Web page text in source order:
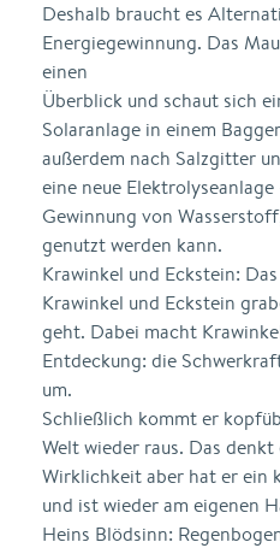
Deshalb braucht es
Energiegewinnung. Das
einen
Überblick und schaut sich
Solaranlage in einem
außerdem nach Salzgitter
eine neue
Gewinnung von
genutzt werden kann.
Krawinkel und Eckstein:
Krawinkel und Eckstein
geht. Dabei macht
Entdeckung: die
um.
Schließlich kommt er
Welt wieder raus. Das
Wirklichkeit aber hat er ein
und ist wieder am eigenen
Heins Blödsinn: